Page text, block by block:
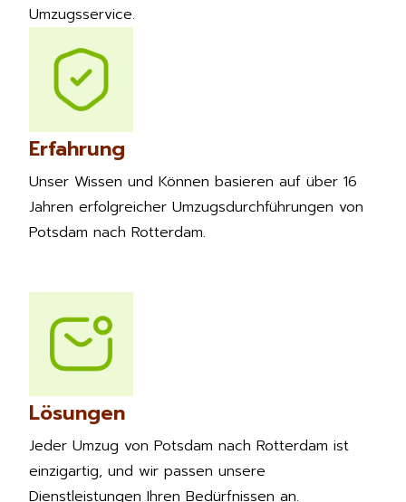
Erfahrung
Unser Wissen und Können basieren auf über 16
Jahren erfolgreicher Umzugsdurchführungen von
Potsdam nach Rotterdam.
Lösungen
Jeder Umzug von Potsdam nach Rotterdam ist
einzigartig, und wir passen unsere
Dienstleistungen Ihren Bedürfnissen an.
Umzugsservice.